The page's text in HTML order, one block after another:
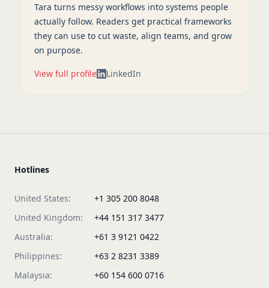
Tara turns messy workflows into systems people
actually follow. Readers get practical frameworks
they can use to cut waste, align teams, and grow
on purpose.
View full profile LinkedIn
Hotlines
United States:
+1 305 200 8048
United Kingdom:
+44 151 317 3477
Australia:
+61 3 9121 0422
Philippines:
+63 2 8231 3389
Malaysia:
+60 154 600 0716